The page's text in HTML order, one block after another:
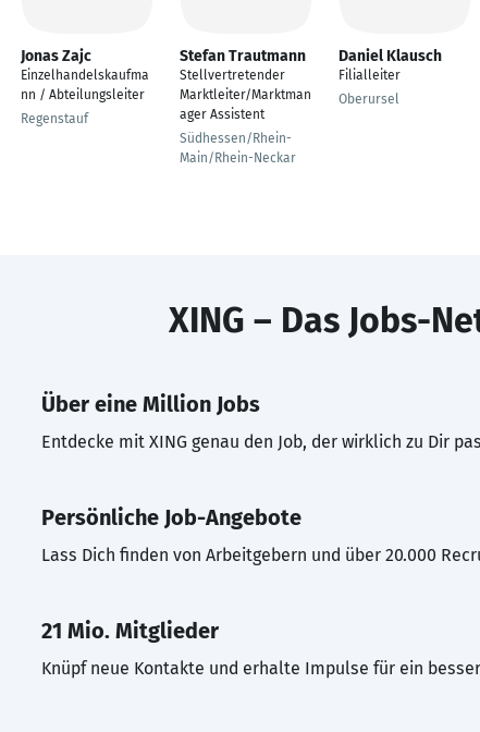
Jonas Zajc
Einzelhandelskaufma
nn / Abteilungsleiter
Regenstauf
Stefan Trautmann
Stellvertretender
Marktleiter/Marktman
ager Assistent
Südhessen/Rhein-
Main/Rhein-Neckar
Daniel Klausch
Filialleiter
Oberursel
XING – Das Jobs-
Über eine Million Jobs
Entdecke mit XING genau den Job, der wirklich zu Dir
Persönliche Job-Angebote
Lass Dich finden von Arbeitgebern und über 20.000
21 Mio. Mitglieder
Knüpf neue Kontakte und erhalte Impulse für ein